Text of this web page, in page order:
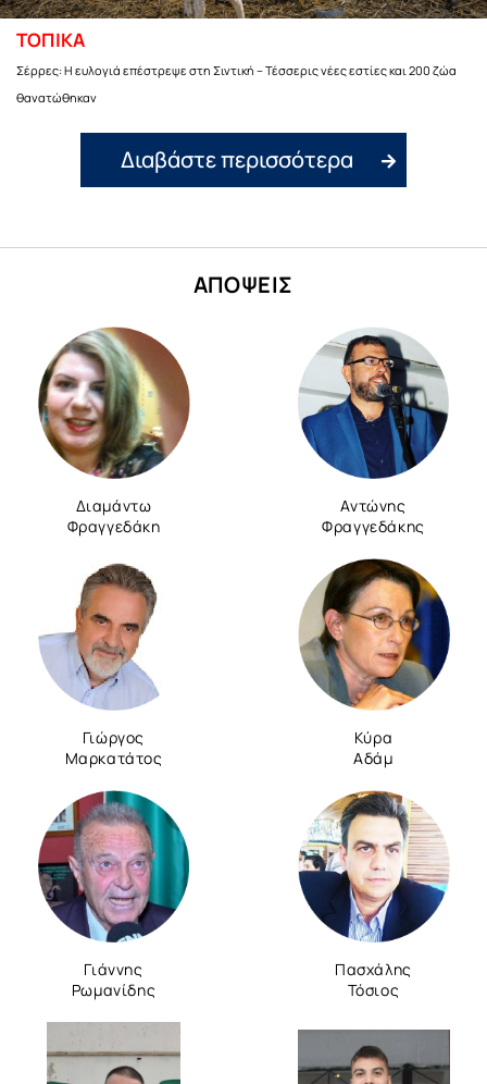
ΤΟΠΙΚΑ
Σέρρες: Η ευλογιά επέστρεψε στη Σιντική – Τέσσερις νέες εστίες και 200 ζώα
θανατώθηκαν
Διαβάστε περισσότερα
ΑΠΟΨΕΙΣ
Διαμάντω
Φραγγεδάκη
Αντώνης
Φραγγεδάκης
Γιώργος
Μαρκατάτος
Κύρα
Αδάμ
Γιάννης
Ρωμανίδης
Πασχάλης
Τόσιος